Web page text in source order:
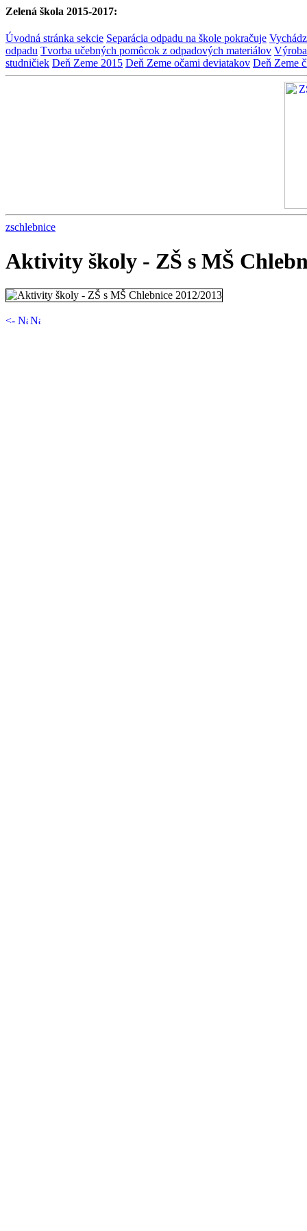
Zelená škola 2015-2017:
Úvodná stránka sekcie Separácia odpadu na škole pokračuje
odpadu Tvorba učebných pomôcok z odpadových materiálov
studničiek Deň Zeme 2015 Deň Zeme očami deviatakov Deň Zeme
zschlebnice
Aktivity školy - ZŠ s MŠ